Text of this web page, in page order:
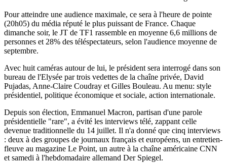
Pour atteindre une audience maximale, ce sera à l'heure de pointe
(20h05) du média réputé le plus puissant de France. Chaque
dimanche soir, le JT de TF1 rassemble en moyenne 6,6 millions de
personnes et 28% des téléspectateurs, selon l'audience moyenne de
septembre.
Avec huit caméras autour de lui, le président sera interrogé dans son
bureau de l'Elysée par trois vedettes de la chaîne privée, David
Pujadas, Anne-Claire Coudray et Gilles Bouleau. Au menu: style
présidentiel, politique économique et sociale, action internationale.
Depuis son élection, Emmanuel Macron, partisan d'une parole
présidentielle "rare", a évité les interviews télé, zappant celle
devenue traditionnelle du 14 juillet. Il n'a donné que cinq interviews
: deux à des groupes de journaux français et européens, un entretien-
fleuve au magazine Le Point, un autre à la chaîne américaine CNN
et samedi à l'hebdomadaire allemand Der Spiegel.